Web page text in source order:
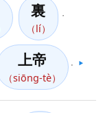
裏
（lí）
上帝
（siōng-tè）
▶️